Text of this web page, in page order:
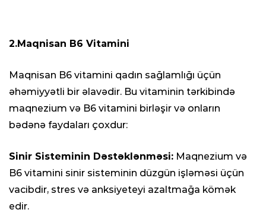
2.Maqnisan B6 Vitamini
Maqnisan B6 vitamini qadın sağlamlığı üçün
əhəmiyyətli bir əlavədir. Bu vitaminin tərkibində
maqnezium və B6 vitamini birləşir və onların
bədənə faydaları çoxdur:
Sinir Sisteminin Dəstəklənməsi: Maqnezium və
B6 vitamini sinir sisteminin düzgün işləməsi üçün
vacibdir, stres və anksiyeteyi azaltmağa kömək
edir.